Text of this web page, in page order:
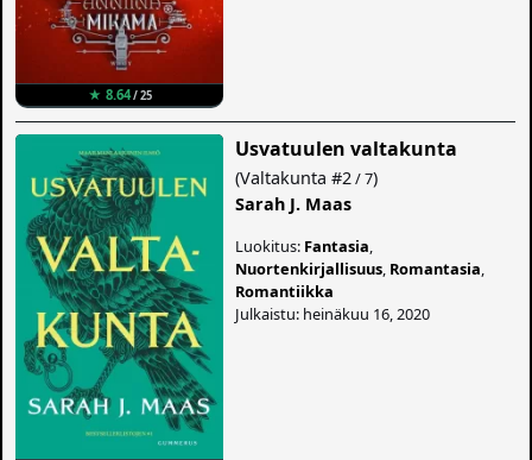
★ 8.64/ 25
Usvatuulen valtakunta
(Valtakunta #2 / 7)
Sarah J. Maas
Luokitus: Fantasia
Nuortenkirjallisuus Romantasia
Romantiikka
Julkaistu: heinäkuu 16, 2020